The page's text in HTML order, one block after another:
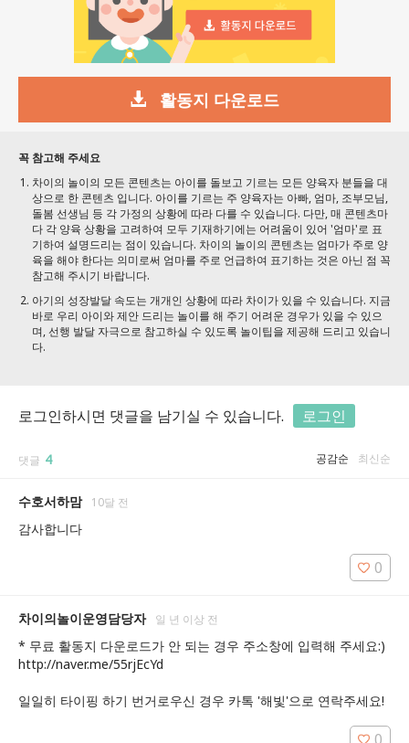
활동지 다운로드
꼭 참고해 주세요
차이의 놀이의 모든 콘텐츠는 아이를 돌보고 기르는 모든 양육자 분들을 대
상으로 한 콘텐츠 입니다. 아이를 기르는 주 양육자는 아빠, 엄마, 조부모님,
돌봄 선생님 등 각 가정의 상황에 따라 다를 수 있습니다. 다만, 매 콘텐츠마
다 각 양육 상황을 고려하여 모두 기재하기에는 어려움이 있어 '엄마'로 표
기하여 설명드리는 점이 있습니다. 차이의 놀이의 콘텐츠는 엄마가 주로 양
육을 해야 한다는 의미로써 엄마를 주로 언급하여 표기하는 것은 아닌 점 꼭
참고해 주시기 바랍니다.
아기의 성장발달 속도는 개개인 상황에 따라 차이가 있을 수 있습니다. 지금
바로 우리 아이와 제안 드리는 놀이를 해 주기 어려운 경우가 있을 수 있으
며, 선행 발달 자극으로 참고하실 수 있도록 놀이팁을 제공해 드리고 있습니
다.
로그인하시면 댓글을 남기실 수 있습니다. 로그인
댓글 4 공감순 최신순
수호서하맘 10달 전
감사합니다
0
차이의놀이운영담당자 일 년 이상 전
* 무료 활동지 다운로드가 안 되는 경우 주소창에 입력해 주세요:)
http://naver.me/55rjEcYd
일일히 타이핑 하기 번거로우신 경우 카톡 '해빛'으로 연락주세요!